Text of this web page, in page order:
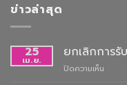
ข่าวล่าสุด
25
เม.ย.
ยกเลิกการรั
ปิดความเห็น